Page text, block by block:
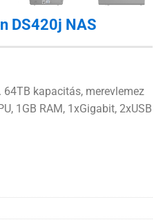
DS420j NAS
kapacitás, merevlemez
1GB RAM, 1xGigabit, 2xUSB